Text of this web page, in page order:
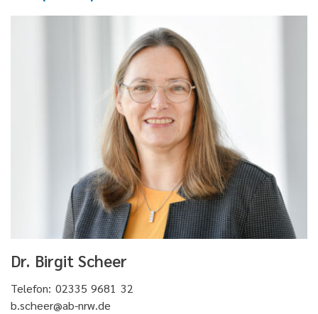
Dr. Birgit Scheer
Telefon: 02335 9681 32
b.scheer@ab-nrw.de